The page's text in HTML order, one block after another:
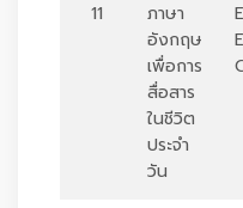
11
ภาษา
อังกฤษ
เพื่อการ
สื่อสาร
ในชีวิต
ประจำ
วัน